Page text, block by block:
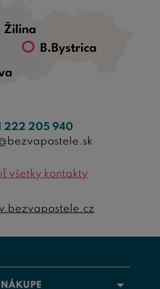
222 205 940
všetky kontakty